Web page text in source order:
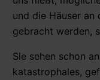
und die Häuser an
gebracht werden,
Sie sehen schon
katastrophales,